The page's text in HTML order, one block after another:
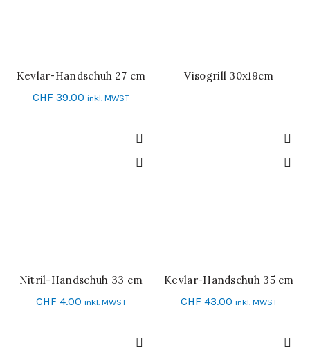
IN DEN WARENKORB
Kevlar-Handschuh 27 cm
CHF 39.00 inkl. MWST
WEITERLESEN
Visogrill 30x19cm
SCHNELL-EINKAUF
Nitril-Handschuh 33 cm
CHF 4.00 inkl. MWST
IN DEN WARENKORB
Kevlar-Handschuh 35 cm
CHF 43.00 inkl. MWST